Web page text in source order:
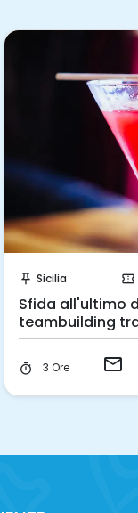
push_pin Sicilia confirmation_number
Sfida all'ultimo
teambuilding
Gin Tonic
timer 3 Ore email